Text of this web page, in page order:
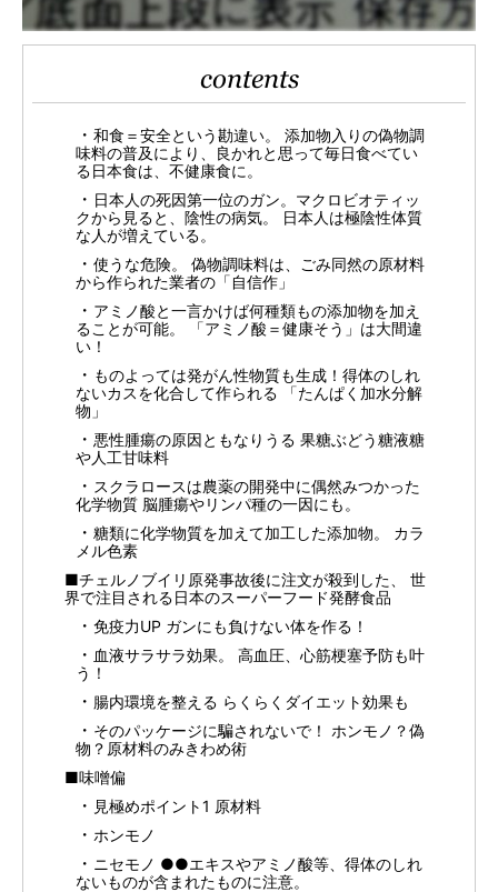
contents
和食＝安全という勘違い。 添加物入りの偽物調
味料の普及により、良かれと思って毎日食べてい
る日本食は、不健康食に。
日本人の死因第一位のガン。マクロビオティッ
クから見ると、陰性の病気。 日本人は極陰性体質
な人が増えている。
使うな危険。 偽物調味料は、ごみ同然の原材料
から作られた業者の「自信作」
アミノ酸と一言かけば何種類もの添加物を加え
ることが可能。 「アミノ酸＝健康そう」は大間違
い！
ものよっては発がん性物質も生成！得体のしれ
ないカスを化合して作られる 「たんぱく加水分解
物」
悪性腫瘍の原因ともなりうる 果糖ぶどう糖液糖
や人工甘味料
スクラロースは農薬の開発中に偶然みつかった
化学物質 脳腫瘍やリンパ種の一因にも。
糖類に化学物質を加えて加工した添加物。 カラ
メル色素
■チェルノブイリ原発事故後に注文が殺到した、 世
界で注目される日本のスーパーフード発酵食品
免疫力UP ガンにも負けない体を作る！
血液サラサラ効果。 高血圧、心筋梗塞予防も叶
う！
腸内環境を整える らくらくダイエット効果も
そのパッケージに騙されないで！ ホンモノ？偽
物？原材料のみきわめ術
■味噌偏
見極めポイント1 原材料
ホンモノ
ニセモノ ●●エキスやアミノ酸等、得体のしれ
ないものが含まれたものに注意。